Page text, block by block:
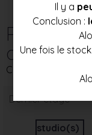
Ce programme
Dernier étage
studio(s)
Il y a
Conclusion :
Une fois le